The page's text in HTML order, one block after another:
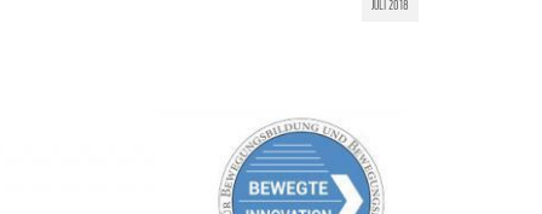
JULI 2018